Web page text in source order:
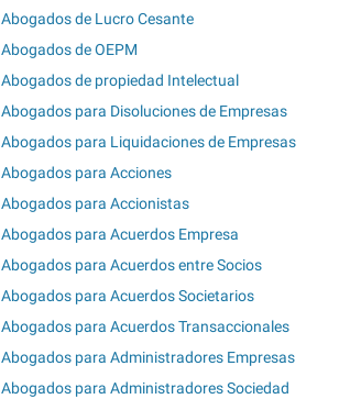
Abogados de Lucro Cesante
Abogados de OEPM
Abogados de propiedad Intelectual
Abogados para Disoluciones de Empresas
Abogados para Liquidaciones de Empresas
Abogados para Acciones
Abogados para Accionistas
Abogados para Acuerdos Empresa
Abogados para Acuerdos entre Socios
Abogados para Acuerdos Societarios
Abogados para Acuerdos Transaccionales
Abogados para Administradores Empresas
Abogados para Administradores Sociedad